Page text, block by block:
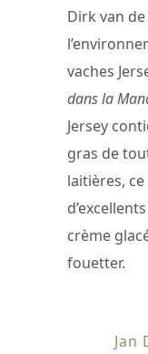
Dirk van
vaches
dans la
Jersey
gras de
laitières,
crème
fouetter.
Jan